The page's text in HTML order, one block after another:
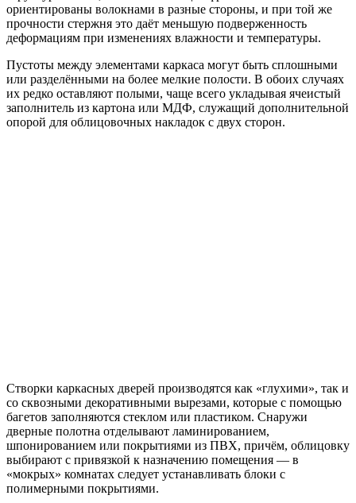
ориентированы волокнами в разные стороны, и при той же
прочности стержня это даёт меньшую подверженность
деформациям при изменениях влажности и температуры.
Пустоты между элементами каркаса могут быть сплошными
или разделёнными на более мелкие полости. В обоих случаях
их редко оставляют полыми, чаще всего укладывая ячеистый
заполнитель из картона или МДФ, служащий дополнительной
опорой для облицовочных накладок с двух сторон.
Створки каркасных дверей производятся как «глухими», так и
со сквозными декоративными вырезами, которые с помощью
багетов заполняются стеклом или пластиком. Снаружи
дверные полотна отделывают ламинированием,
шпонированием или покрытиями из ПВХ, причём, облицовку
выбирают с привязкой к назначению помещения — в
«мокрых» комнатах следует устанавливать блоки с
полимерными покрытиями.